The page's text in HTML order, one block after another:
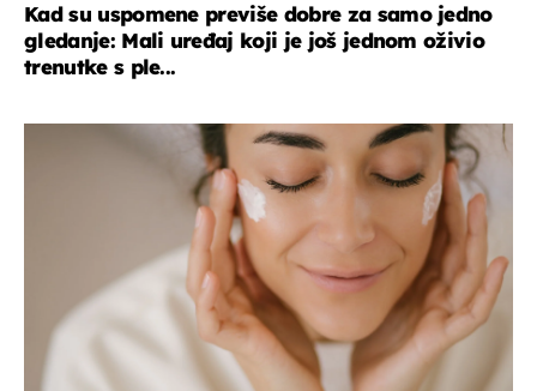
Kad su uspomene previše dobre za samo jedno
gledanje: Mali uređaj koji je još jednom oživio
trenutke s ple...
moda & ljepota